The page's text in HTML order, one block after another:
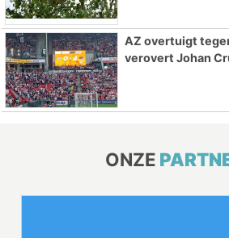
AZ overtuigt
verovert Johan
ONZE